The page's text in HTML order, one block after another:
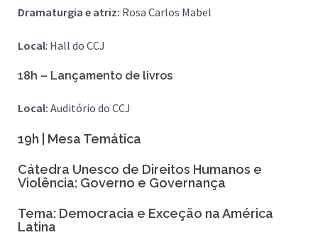
Dramaturgia e atriz: Rosa Carlos Mabel
Local: Hall do CCJ
18h – Lançamento de livros
Local: Auditório do CCJ
19h | Mesa Temática
Cátedra Unesco de Direitos Humanos e
Violência: Governo e Governança
Tema: Democracia e Exceção na América
Latina